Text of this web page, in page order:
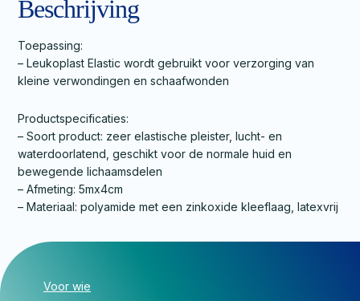
Beschrijving
Toepassing:
– Leukoplast Elastic wordt gebruikt voor verzorging van
kleine verwondingen en schaafwonden
Productspecificaties:
– Soort product: zeer elastische pleister, lucht- en
waterdoorlatend, geschikt voor de normale huid en
bewegende lichaamsdelen
– Afmeting: 5mx4cm
– Materiaal: polyamide met een zinkoxide kleeflaag, latexvrij
Voor wie